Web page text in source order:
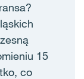
15
co